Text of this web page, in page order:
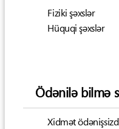
Fiziki şəxslər
Hüquqi şəxslər
Ödənilə bilmə
Xidmət